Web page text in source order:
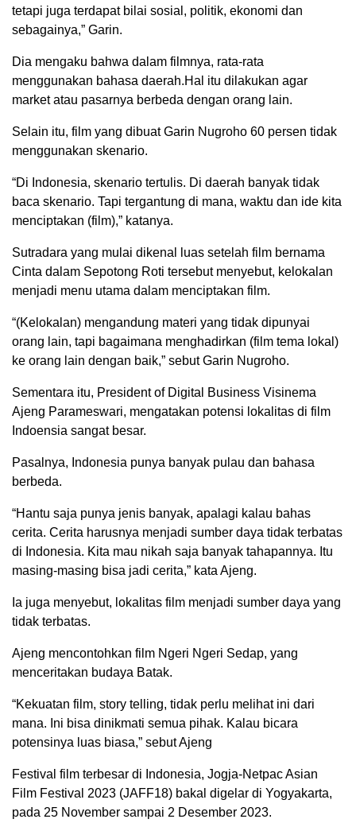
tetapi juga terdapat bilai sosial, politik, ekonomi dan
sebagainya,” Garin.
Dia mengaku bahwa dalam filmnya, rata-rata
menggunakan bahasa daerah.Hal itu dilakukan agar
market atau pasarnya berbeda dengan orang lain.
Selain itu, film yang dibuat Garin Nugroho 60 persen tidak
menggunakan skenario.
“Di Indonesia, skenario tertulis. Di daerah banyak tidak
baca skenario. Tapi tergantung di mana, waktu dan ide kita
menciptakan (film),” katanya.
Sutradara yang mulai dikenal luas setelah film bernama
Cinta dalam Sepotong Roti tersebut menyebut, kelokalan
menjadi menu utama dalam menciptakan film.
“(Kelokalan) mengandung materi yang tidak dipunyai
orang lain, tapi bagaimana menghadirkan (film tema lokal)
ke orang lain dengan baik,” sebut Garin Nugroho.
Sementara itu, President of Digital Business Visinema
Ajeng Parameswari, mengatakan potensi lokalitas di film
Indoensia sangat besar.
Pasalnya, Indonesia punya banyak pulau dan bahasa
berbeda.
“Hantu saja punya jenis banyak, apalagi kalau bahas
cerita. Cerita harusnya menjadi sumber daya tidak terbatas
di Indonesia. Kita mau nikah saja banyak tahapannya. Itu
masing-masing bisa jadi cerita,” kata Ajeng.
Ia juga menyebut, lokalitas film menjadi sumber daya yang
tidak terbatas.
Ajeng mencontohkan film Ngeri Ngeri Sedap, yang
menceritakan budaya Batak.
“Kekuatan film, story telling, tidak perlu melihat ini dari
mana. Ini bisa dinikmati semua pihak. Kalau bicara
potensinya luas biasa,” sebut Ajeng
Festival film terbesar di Indonesia, Jogja-Netpac Asian
Film Festival 2023 (JAFF18) bakal digelar di Yogyakarta,
pada 25 November sampai 2 Desember 2023.